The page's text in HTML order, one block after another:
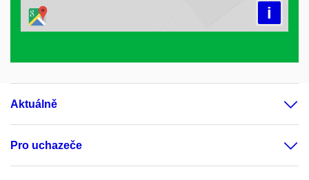
i
Aktuálně
Pro uchazeče